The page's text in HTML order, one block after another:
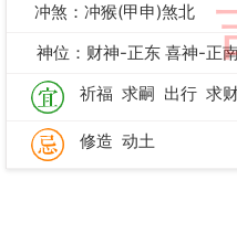
冲煞：冲猴(甲申)煞北
神位：财神-正东 喜神-正
祈福 求嗣 出行 求
修造 动土